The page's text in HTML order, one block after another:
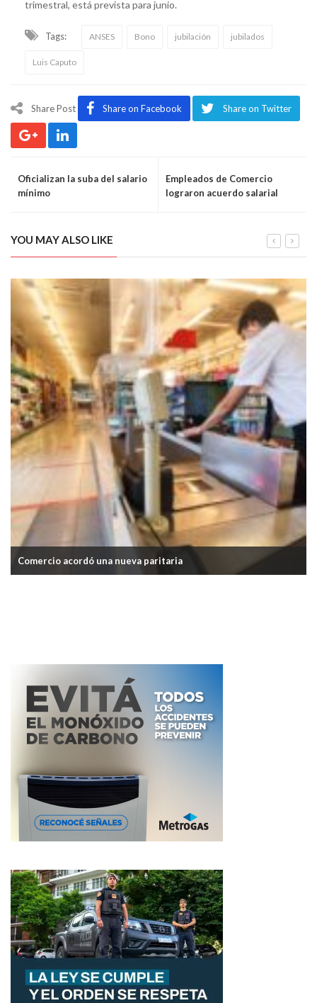
trimestral, está prevista para junio.
Tags: ANSES Bono jubilación jubilados
Luis Caputo
Share Post Share on Facebook Share on Twitter
Oficializan la suba del salario
mínimo
Empleados de Comercio
lograron acuerdo salarial
YOU MAY ALSO LIKE
Bancarios acordaron un aumento del 2,1%